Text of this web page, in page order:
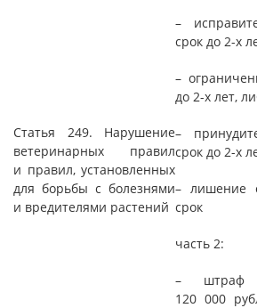
Статья 249. Нарушение
ветеринарных правил
и правил, установленных
для борьбы с болезнями
и вредителями растений
–
срок до 2-х
–
до 2-х лет,
–
срок до 2-х
– лишение
срок
часть 2:
– штраф
120 000